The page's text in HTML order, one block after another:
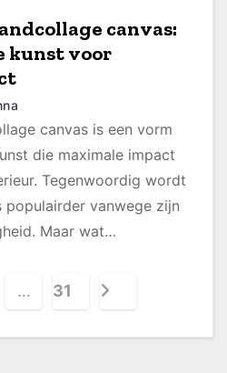
canvas:
kunst voor
canvas is een vorm
die maximale impact
Tegenwoordig wordt
vanwege zijn
Maar wat…
… 31